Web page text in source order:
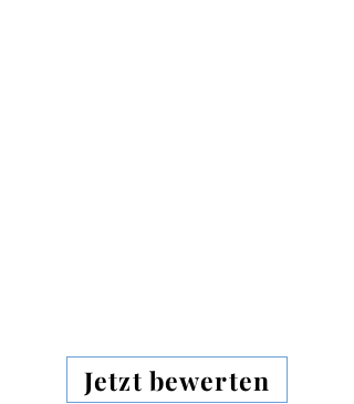
Jetzt bewerten